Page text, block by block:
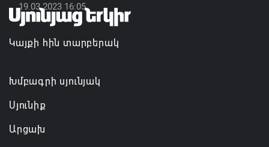
Հանրապետություն
07.08.2026 16:57
19.03.2023 16:05
Կայքի հին տարբերակ
Խմբագրի սյունյակ
Սյունիք
Արցախ